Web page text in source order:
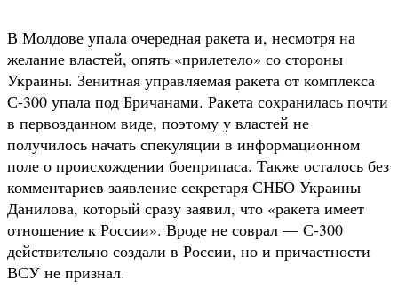
В Молдове упала очередная ракета и, несмотря на
желание властей, опять «прилетело» со стороны
Украины. Зенитная управляемая ракета от комплекса
С-300 упала под Бричанами. Ракета сохранилась почти
в первозданном виде, поэтому у властей не
получилось начать спекуляции в информационном
поле о происхождении боеприпаса. Также осталось без
комментариев заявление секретаря СНБО Украины
Данилова, который сразу заявил, что «ракета имеет
отношение к России». Вроде не соврал — С-300
действительно создали в России, но и причастности
ВСУ не признал.